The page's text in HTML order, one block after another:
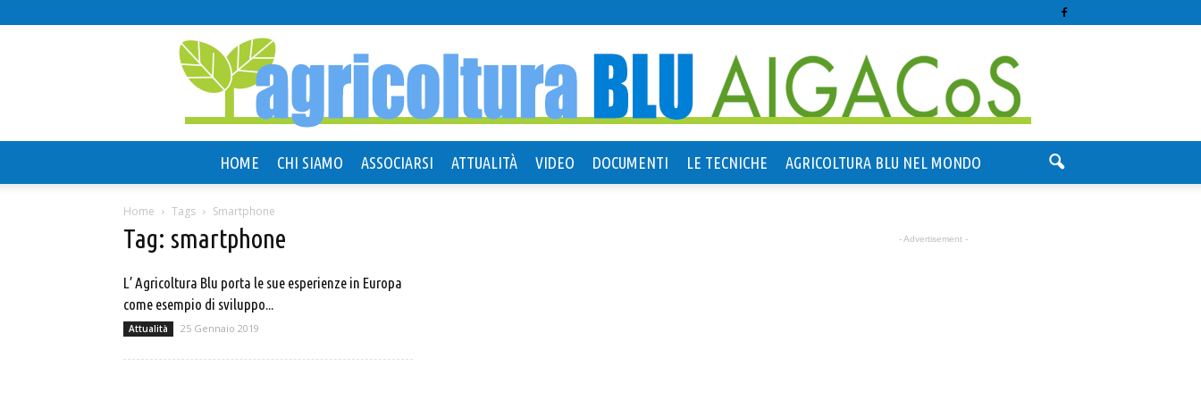
HOME CHI SIAMO ASSOCIARSI ATTUALITÀ VIDEO DOCUMENTI LE TECNICHE AGRICOLTURA BLU NEL MONDO
Home Tags Smartphone
Tag: smartphone
L’ Agricoltura Blu porta le sue esperienze in Europa
come esempio di sviluppo...
Attualità 25 Gennaio 2019
- Advertisement -